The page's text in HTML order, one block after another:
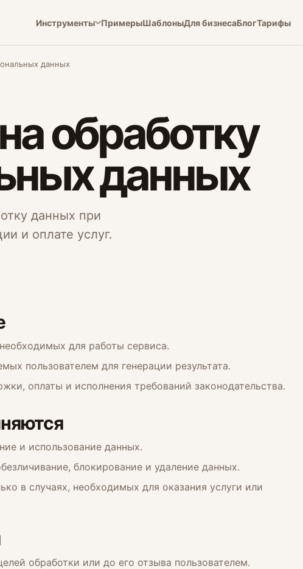
Инструменты ПримерыШаблоныДля бизнесаБлогТарифы
данных
обработку
данных
данных при
и оплате услуг.
для работы сервиса.
пользователем для генерации результата.
оплаты и исполнения требований законодательства.
и использование данных.
блокирование и удаление данных.
в случаях, необходимых для оказания услуги или
обработки или до его отзыва пользователем.